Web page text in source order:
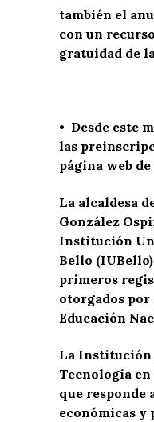
también el
con un
gratuidad de
• Desde este
las
página web
La alcaldesa
González
Institución
Bello
primeros
otorgados
Educación
La Institución
Tecnología
que responde
económicas y